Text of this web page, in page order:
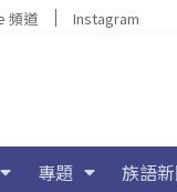
頻道 Instagram
專題 族語